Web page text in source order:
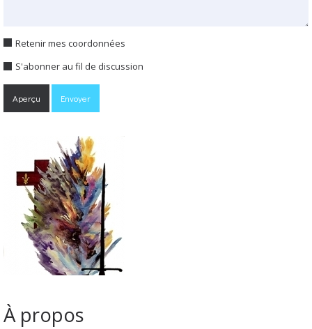
Retenir mes coordonnées
S'abonner au fil de discussion
À propos